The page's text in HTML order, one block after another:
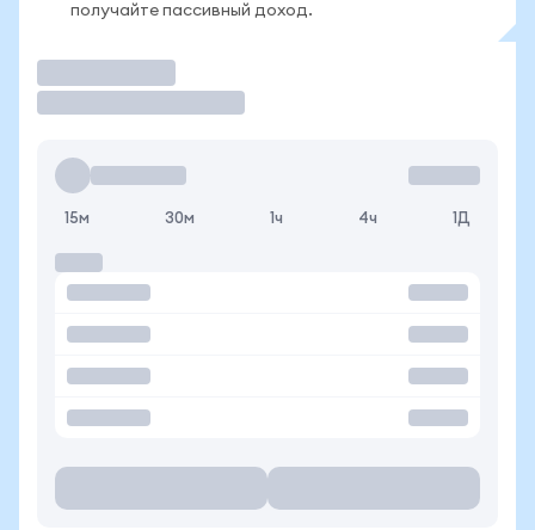
получайте пассивный доход.
15м 30м 1ч 4ч 1Д